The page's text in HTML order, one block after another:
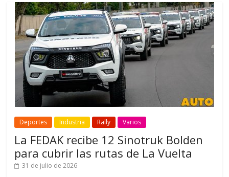
Deportes Industria Rally Varios
La FEDAK recibe 12 Sinotruk Bolden
para cubrir las rutas de La Vuelta
31 de julio de 2026